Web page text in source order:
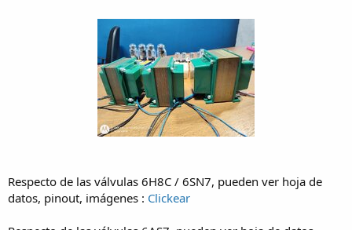
Respecto de las válvulas 6H8C / 6SN7, pueden ver hoja de
datos, pinout, imágenes : Clickear